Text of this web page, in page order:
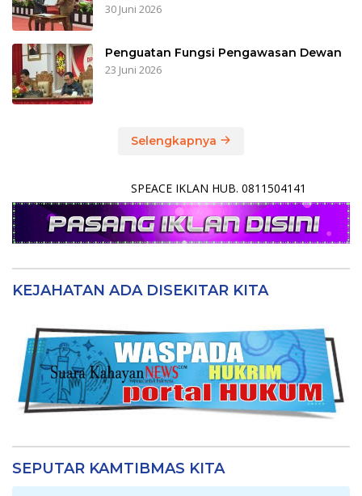
30 Juni 2026
Penguatan Fungsi Pengawasan Dewan
23 Juni 2026
Selengkapnya
SPEACE IKLAN HUB. 0811504141
KEJAHATAN ADA DISEKITAR KITA
SEPUTAR KAMTIBMAS KITA